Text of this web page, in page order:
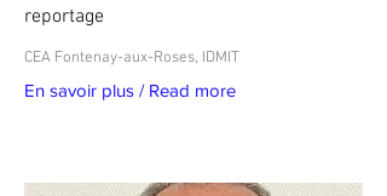
reportage
CEA Fontenay-aux-Roses, IDMIT
En savoir plus / Read more